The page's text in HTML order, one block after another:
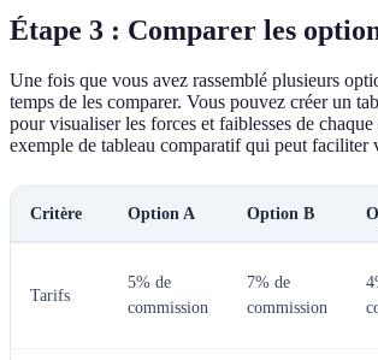
Étape 3 : Comparer les
Une fois que vous avez rassemblé plusieurs
temps de les comparer. Vous pouvez créer un
pour visualiser les forces et faiblesses de
exemple de tableau comparatif qui peut faciliter
Critère Option A Option B
Tarifs
5% de
commission
7% de
commission